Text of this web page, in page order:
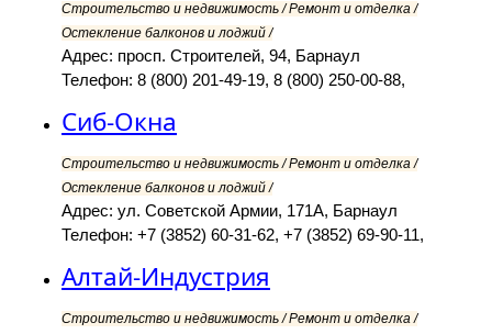
Строительство и недвижимость / Ремонт и отделка /
Остекление балконов и лоджий /
Адрес: просп. Строителей, 94, Барнаул
Телефон: 8 (800) 201-49-19, 8 (800) 250-00-88,
Сиб-Окна
Строительство и недвижимость / Ремонт и отделка /
Остекление балконов и лоджий /
Адрес: ул. Советской Армии, 171А, Барнаул
Телефон: +7 (3852) 60-31-62, +7 (3852) 69-90-11,
Алтай-Индустрия
Строительство и недвижимость / Ремонт и отделка /